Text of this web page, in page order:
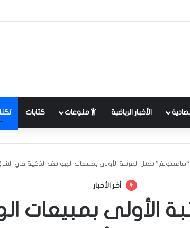
الأخبار الرياضية منوعات كتابات
“سامسونغ” تحتل المرتبة الأولى بمبيعات الهواتف الذكية في
أخر الأخبار
الأولى بمبيعات